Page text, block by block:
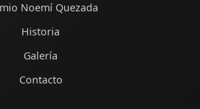
Noemí Quezada
Historia
Galería
Contacto